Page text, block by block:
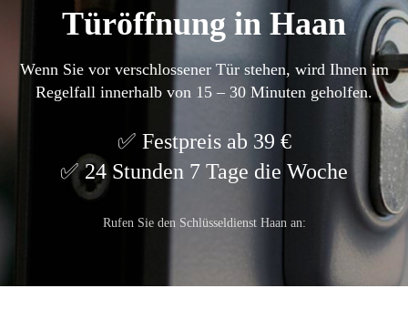
Türöffnung in Haan
Wenn Sie vor verschlossener Tür stehen, wird Ihnen im
Regelfall innerhalb von 15 – 30 Minuten geholfen.
Festpreis ab 39 €
24 Stunden 7 Tage die Woche
Rufen Sie den Schlüsseldienst Haan an: